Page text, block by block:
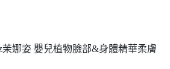
茉娜姿 嬰兒植物臉部&身體精華柔膚